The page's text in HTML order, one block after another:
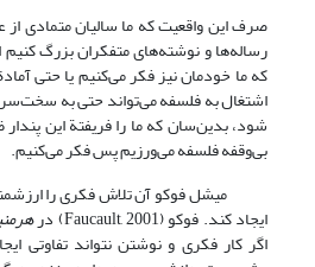
صرف این واقعیت که ما سالیان متمادی
رساله‌ها و نوشته‌های متفکران بزرگ
که ما خودمان نیز فکر می‌کنیم یا حتی
اشتغال به فلسفه می‌تواند حتی به
شود، بدین‌سان که ما را فریفتة این
بی‌وقفه فلسفه می‌ورزیم پس فکر می‌کنیم.
میشل فوکو آن تلاش فکری را
ایجاد کند. فوکو (Faucault, 2001) در
اگر کار فکری و نوشتن نتواند تفاوتی